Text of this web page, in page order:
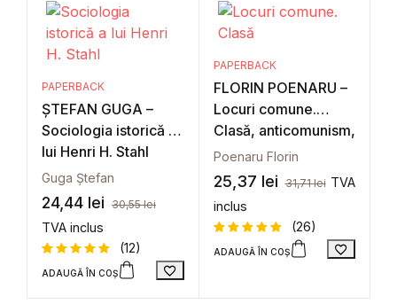
de la
clienți
de la
clienți
PAPERBACK
ȘTEFAN GUGA –
Sociologia istorică a
lui Henri H. Stahl
Guga Ștefan
24,44 lei 30,55lei
TVA inclus
Evaluat la
baza a
12
(12)
ADAUGĂ ÎN COȘ
PAPERBACK
FLORIN POENARU –
Locuri comune.
Clasă, anticomunism,
stânga
Poenaru Florin
25,37 lei 31,71lei TVA
inclus
Evaluat la
26
de la
(26)
ADAUGĂ ÎN COȘ